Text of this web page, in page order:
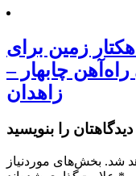
پیش‌بینی ۱۳۰ هکتار زمین برای
چابهار –
زاهدان
دیدگاهتان را بنویسید
شد. بخش‌های موردنیاز